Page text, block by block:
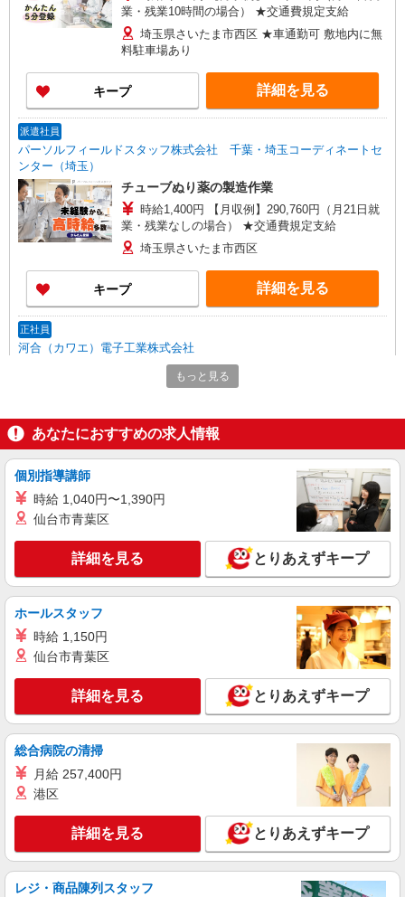
業・残業10時間の場合） ★交通費規定支給
埼玉県さいたま市西区 ★車通勤可 敷地内に無
料駐車場あり
キープ 詳細を見る
派遣社員
パーソルフィールドスタッフ株式会社 千葉・埼玉コーディネートセ
ンター（埼玉）
チューブぬり薬の製造作業
時給1,400円 【月収例】290,760円（月21日就
業・残業なしの場合） ★交通費規定支給
埼玉県さいたま市西区
キープ 詳細を見る
正社員
河合（カワエ）電子工業株式会社
品質管理
年俸 350万円〜500万円(14分割) ※経験年齢
大宮工場（埼玉県さいたま市西区宮前町695）
詳細を見る
正社員
河合（カワエ）電子工業株式会社
プラスチック製品の［1］製造業務（一般）
［2］製造責任者
年俸 350万円〜500万円(14分割) ※経験年齢
大宮工場（埼玉県さいたま市西区宮前町695）
詳細を見る
株式会社テクノ・サービス/お仕事No/0885761
埼玉県さいたま市西区 ＊車・バイク通勤OK
キープ 詳細を見る
もっと見る
あなたにおすすめの求人情報
個別指導講師
時給 1,040円〜1,390円
仙台市青葉区
詳細を見る とりあえずキープ
ホールスタッフ
時給 1,150円
仙台市青葉区
詳細を見る とりあえずキープ
総合病院の清掃
月給 257,400円
港区
詳細を見る とりあえずキープ
レジ・商品陳列スタッフ